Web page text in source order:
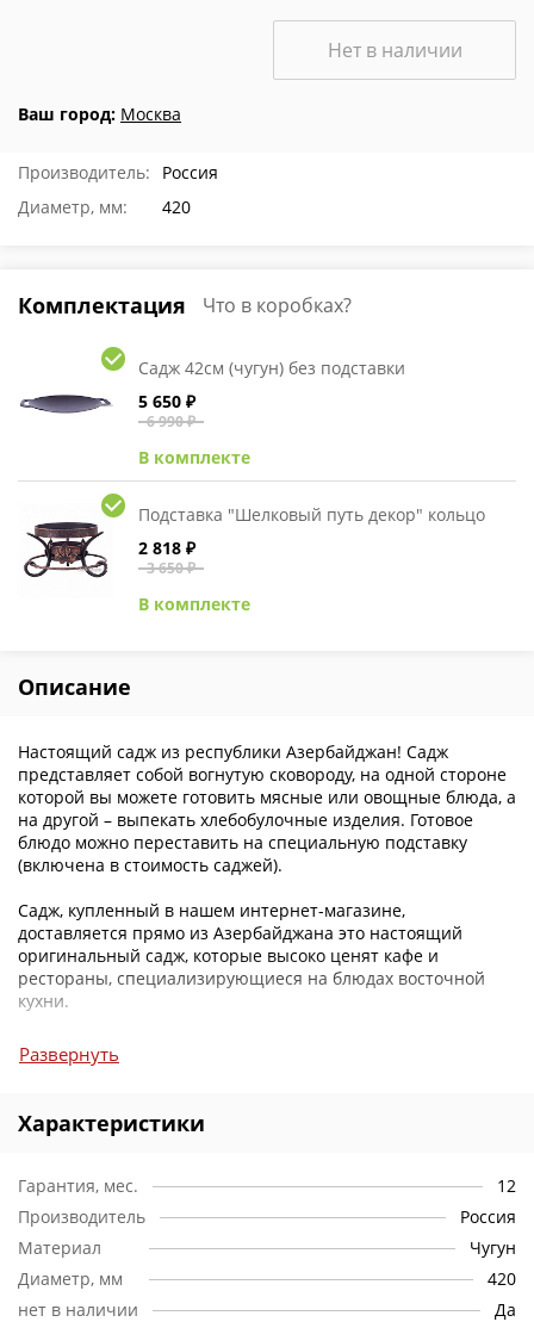
Ваш город: Москва
Нет в наличии
Производитель:
Россия
Диаметр, мм:
420
Комплектация Что в коробках?
Садж 42см (чугун) без подставки
5 650 ₽
6 990 ₽
В комплекте
Подставка "Шелковый путь декор" кольцо
2 818 ₽
3 650 ₽
В комплекте
Описание
Настоящий садж из республики Азербайджан! Садж
представляет собой вогнутую сковороду, на одной стороне
которой вы можете готовить мясные или овощные блюда, а
на другой – выпекать хлебобулочные изделия. Готовое
блюдо можно переставить на специальную подставку
(включена в стоимость саджей).
Садж, купленный в нашем интернет-магазине,
доставляется прямо из Азербайджана это настоящий
оригинальный садж, которые высоко ценят кафе и
рестораны, специализирующиеся на блюдах восточной
кухни.
Пользоваться саджем можно и в квартире на газовой
плите, и на даче, используя специальную печь для казана
Развернуть
Характеристики
Гарантия, мес.
12
Производитель
Россия
Материал
Чугун
Диаметр, мм
420
нет в наличии
Да